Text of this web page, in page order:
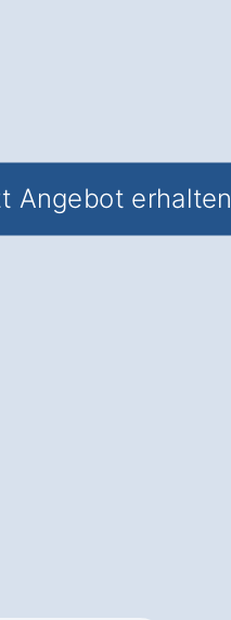
Angebot erhalten